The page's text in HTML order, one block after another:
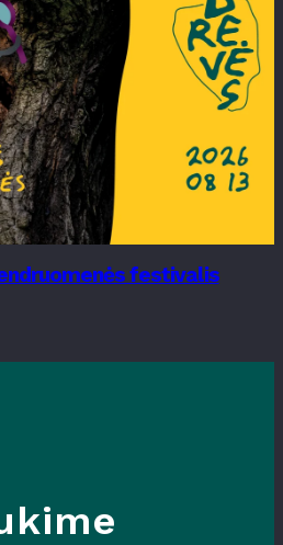
festivalis